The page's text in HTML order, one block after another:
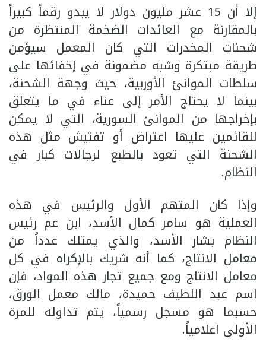
إلا أن 15 عشر مليون دولار لا يبدو رقماً كبيراً
بالمقارنة مع العائدات الضخمة المنتظرة من
شحنات المخدرات التي كان المعمل سيؤمن
طريقة مبتكرة وشبه مضمونة في إخفائها على
سلطات الموانئ الأوربية، حيث وجهة الشحنة،
بينما لا يحتاج الأمر إلى عناء في ما يتعلق
بإخراجها من الموانئ السورية، التي لا يمكن
للقائمين عليها اعتراض أو تفتيش مثل هذه
الشحنة التي تعود بالطبع لرجالات كبار في
النظام.
وإذا كان المتهم الأول والرئيس في هذه
العملية هو سامر كمال الأسد، ابن عم رئيس
النظام بشار الأسد، والذي يمتلك عدداً من
معامل الانتاج، كما أنه شريك بالإكراه في كل
معامل الانتاج ومع جميع تجار هذه المواد، فإن
اسم عبد اللطيف حميدة، مالك معمل الورق،
حسبما هو مسجل رسمياً، يتم تداوله للمرة
الأولى اعلامياً.